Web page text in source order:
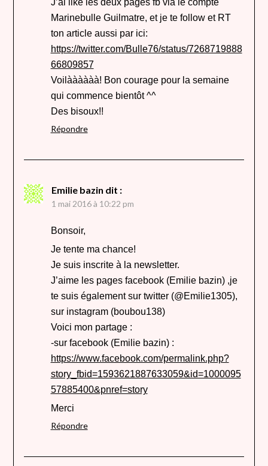
Marinebulle Guilmatre, et je te follow et RT
ton article aussi par ici:
https://twitter.com/Bulle76/status/7268719888
66809857
Voilàààààà! Bon courage pour la semaine
qui commence bientôt ^^
Des bisoux!!
Répondre
Emilie bazin dit :
1 mai 2016 à 10:22 pm
Bonsoir,
Je tente ma chance!
Je suis inscrite à la newsletter.
J’aime les pages facebook (Emilie bazin) ,je
te suis également sur twitter (@Emilie1305),
sur instagram (boubou138)
Voici mon partage :
-sur facebook (Emilie bazin) :
https://www.facebook.com/permalink.php?
story_fbid=1593621887633059&id=1000095
57885400&pnref=story
Merci
Répondre